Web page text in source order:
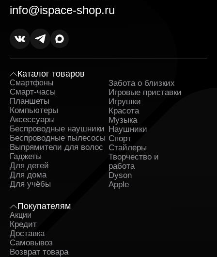
info@ispace-shop.ru
Каталог товаров
Смартфоны
Смарт-часы
Планшеты
Компьютеры
Аксессуары
Беспроводные наушники
Беспроводные пылесосы
Выпрямители для волос
Гаджеты
Для детей
Для дома
Для учёбы
Забота о близких
Игровые приставки
Игрушки
Красота
Музыка
Наушники
Спорт
Стайлеры
Творчество и
работа
Dyson
Apple
Покупателям
Акции
Кредит
Доставка
Самовывоз
Возврат товара